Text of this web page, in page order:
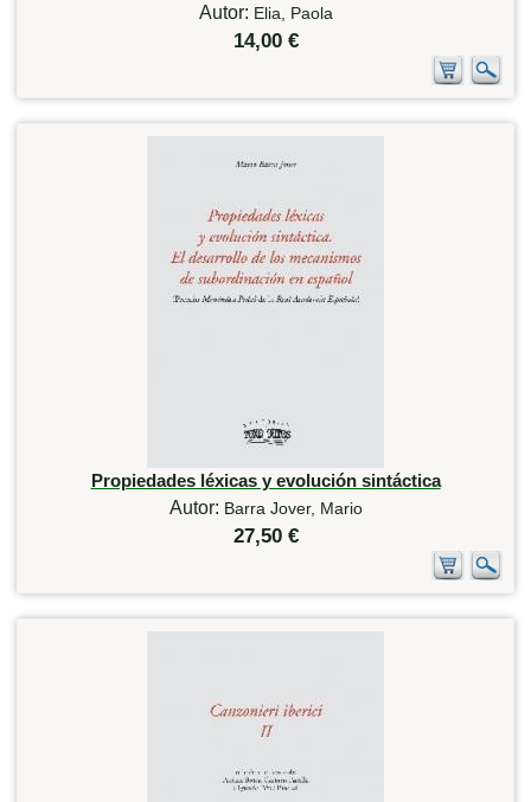
Autor: Elia, Paola
14,00 €
Propiedades léxicas y evolución sintáctica
Autor: Barra Jover, Mario
27,50 €